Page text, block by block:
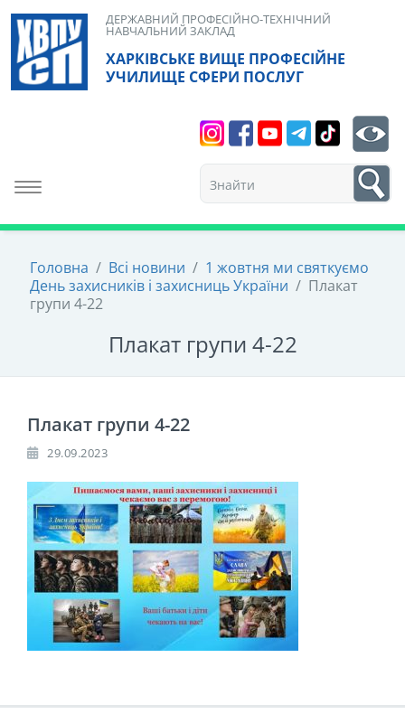
Skip
content
ХАРКІВСЬКЕ ВИЩЕ ПРОФЕСІЙНЕ
УЧИЛИЩЕ СФЕРИ ПОСЛУГ
ДЕРЖАВНИЙ ПРОФЕСІЙНО-ТЕХНІЧНИЙ
НАВЧАЛЬНИЙ ЗАКЛАД
Toggle navigation
1
Головна / Всі новини / 1 жовтня ми святкуємо
День захисників і захисниць України / Плакат
групи 4-22
Плакат групи 4-22
Плакат групи 4-22
29.09.2023